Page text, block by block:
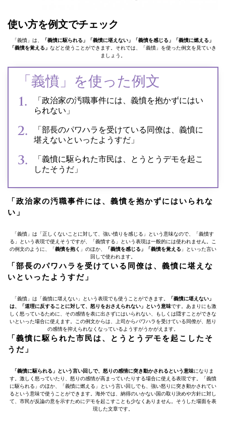
使い⽅を例⽂でチェック
「義憤」は、
「義憤に駆られる」「義憤に堪えない」「義憤を感じる」「義憤に燃える」
「義憤を覚える」 などと使うことができます。それでは、「義憤」を使った例文を見ていき
ましょう。
「義憤」を使った例文
「政治家の汚職事件には、義憤を抱かずにはい
られない」
「部長のパワハラを受けている同僚は、義憤に
堪えないといったようすだ」
「義憤に駆られた市民は、とうとうデモを起こ
したそうだ」
「政治家の汚職事件には、義憤を抱かずにはいられな
い」
「義憤」は「正しくないことに対して、強い憤りを感じる」という意味なので、「義憤す
る」という表現で使えそうですが、「義憤する」という表現は一般的には使われません。こ
の例文のように、「義憤を抱く 」のほか、 「義憤を感じる」「義憤を覚える 」といった言い
回しで使われます。
「部長のパワハラを受けている同僚は、義憤に堪えな
いといったようすだ」
「義憤」は「義憤に堪えない」という表現でも使うことができます。
「義憤に堪えない」
は、「道理に反することに対して、怒りをおさえられない」という意味です。あまりにも激
しく怒っているために、その感情を表に出さずにはいられない、もしくは隠すことができな
いといった場合に使えます。この例文からは、上司からパワハラを受けている同僚が、怒り
の感情を抑えられなくなっているようすがうかがえます。
「義憤に駆られた市民は、とうとうデモを起こしたそ
うだ」
「義憤に駆られる」という言い回しで、怒りの感情に突き動かされるという意味になりま
す。激しく怒っていたり、怒りの感情が高まっていたりする場合に使える表現です。「義憤
に駆られる」のほか、「義憤に燃える」という言い回しでも、強い怒りに突き動かされてい
るという意味で使うことができます。海外では、納得のいかない国の取り決めや方針に対し
て、市民が反論の意を示すためにデモを起こすことも少なくありません。そうした場面を表
現した文章です。